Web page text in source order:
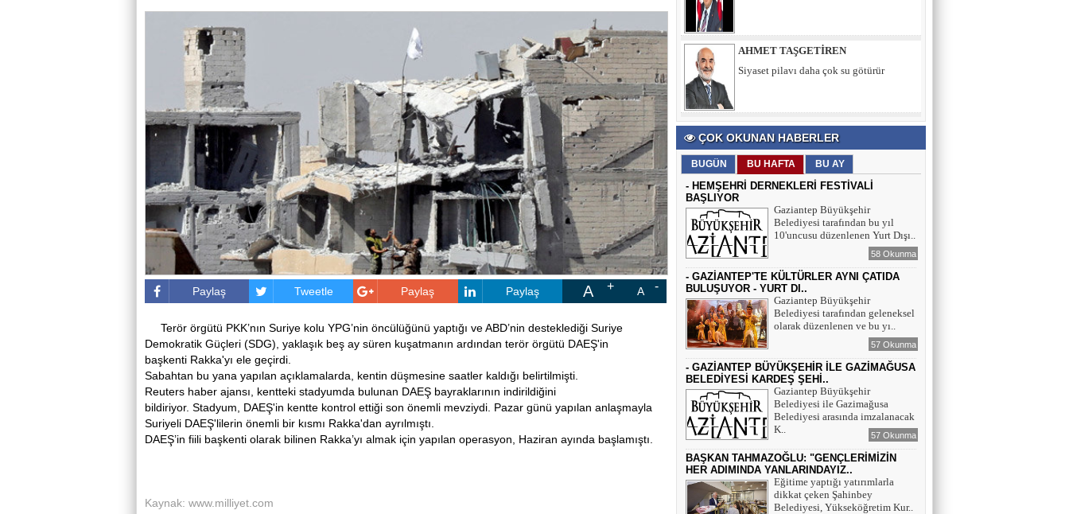
Paylaş Tweetle Paylaş Paylaş A A
Terör örgütü PKK’nın Suriye kolu YPG’nin öncülüğünü yaptığı ve ABD’nin desteklediği Suriye
Demokratik Güçleri (SDG), yaklaşık beş ay süren kuşatmanın ardından terör örgütü DAEŞ'in
başkenti Rakka'yı ele geçirdi.
Sabahtan bu yana yapılan açıklamalarda, kentin düşmesine saatler kaldığı belirtilmişti.
Reuters haber ajansı, kentteki stadyumda bulunan DAEŞ bayraklarının indirildiğini
bildiriyor. Stadyum, DAEŞ'in kentte kontrol ettiği son önemli mevziydi. Pazar günü yapılan anlaşmayla
Suriyeli DAEŞ'lilerin önemli bir kısmı Rakka'dan ayrılmıştı.
DAEŞ’in fiili başkenti olarak bilinen Rakka’yı almak için yapılan operasyon, Haziran ayında başlamıştı.
Kaynak: www.milliyet.com
İBRAHİM ALİSİNANOĞLU
İDMAN ŞENLİKLERİNDEN ATATÜRK’Ü
E- GAZETE SAYFAMIZ
ÇOK OKUNAN HABERLER
BUGÜN BU HAFTA BU AY
- HEMŞEHRİ DERNEKLERİ FESTİVALİ
BAŞLIYOR
Gaziantep Büyükşehir
Belediyesi tarafından bu yıl
10'uncusu düzenlenen Yurt Dışı..
58 Okunma
- GAZİANTEP'TE KÜLTÜRLER AYNI ÇATIDA
BULUŞUYOR - YURT DI..
Gaziantep Büyükşehir
Belediyesi tarafından geleneksel
olarak düzenlenen ve bu yı..
57 Okunma
- GAZİANTEP BÜYÜKŞEHİR İLE GAZİMAĞUSA
BELEDİYESİ KARDEŞ ŞEHİ..
Gaziantep Büyükşehir
Belediyesi ile Gazimağusa
Belediyesi arasında imzalanacak
K..
57 Okunma
BAŞKAN TAHMAZOĞLU: "GENÇLERİMİZİN
HER ADIMINDA YANLARINDAYIZ..
Eğitime yaptığı yatırımlarla
dikkat çeken Şahinbey
Belediyesi, Yükseköğretim Kur..